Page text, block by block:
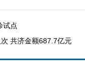
试点
共济金额687.7亿元